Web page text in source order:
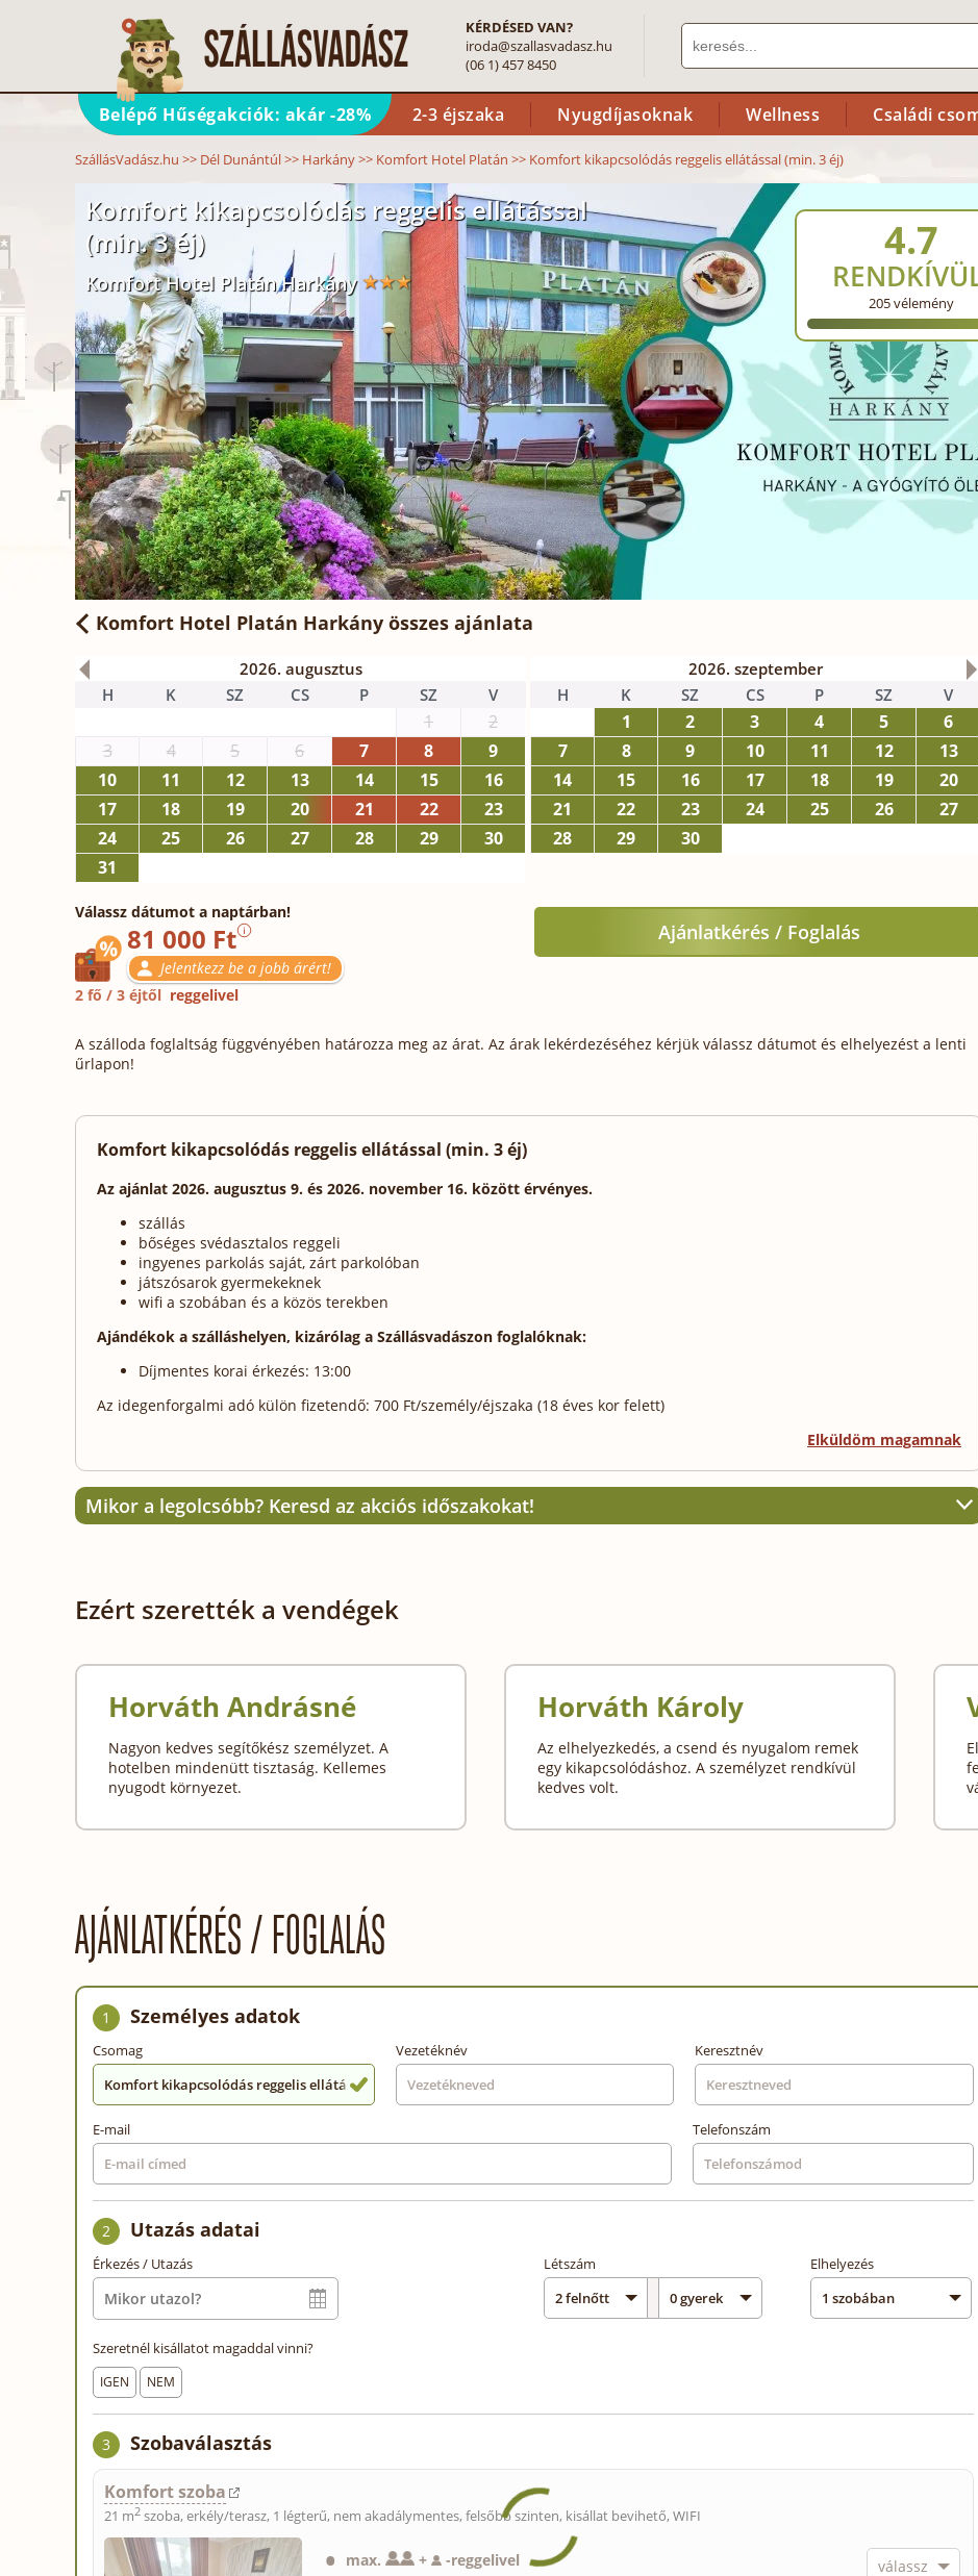
KÉRDÉSED VAN?
iroda@szallasvadasz.hu
(06 1) 457 8450
Belépő Hűségakciók: akár -28% 2-3 éjszaka Nyugdíjasoknak Wellness Családi
SzállásVadász.hu >> Dél Dunántúl>> Harkány>> Komfort Hotel Platán >> Komfort kikapcsolódás reggelis ellátással (min. 3 éj)
Komfort kikapcsolódás reggelis ellátással
(min. 3 éj)
Komfort Hotel Platán Harkány
4.7
205vélemény
Komfort Hotel Platán Harkány összes ajánlata
2026. augusztus
H
K SZ CS P SZ V
1
2
3
4 5 6 7 8
9
10
11 12 13 14 15
16
17
18 19 20 21 22
23
24
25 26 27 28 29
30
31
2026. szeptember
H
K SZ CS P SZ V
1 2 3 4 5
6
7
8 9 10 11 12
13
14
15 16 17 18 19
20
21
22 23 24 25 26
27
28
29 30
Válassz dátumot a naptárban!
81 000 Ft
Jelentkezz be a jobb árért!
2 fő / 3 éjtől reggelivel
Ajánlatkérés / Foglalás
A szálloda foglaltság függvényében határozza meg az árat. Az árak lekérdezéséhez kérjük válassz dátumot és elhelyezést a lenti
űrlapon!
Komfort kikapcsolódás reggelis ellátással (min. 3 éj)
Az ajánlat 2026. augusztus 9. és 2026. november 16. között érvényes.
szállás
bőséges svédasztalos reggeli
ingyenes parkolás saját, zárt parkolóban
játszósarok gyermekeknek
wifi a szobában és a közös terekben
Ajándékok a szálláshelyen, kizárólag a Szállásvadászon foglalóknak:
Díjmentes korai érkezés: 13:00
Az idegenforgalmi adó külön fizetendő: 700 Ft/személy/éjszaka (18 éves kor felett)
Elküldöm magamnak
Mikor a legolcsóbb? Keresd az akciós időszakokat!
Ezért szerették a vendégek
Horváth Andrásné
Nagyon kedves segítőkész személyzet. A
hotelben mindenütt tisztaság. Kellemes
nyugodt környezet.
Horváth Károly
Az elhelyezkedés, a csend és nyugalom remek
egy kikapcsolódáshoz. A személyzet rendkívül
kedves volt.
AJÁNLATKÉRÉS / FOGLALÁS
1 Személyes adatok
Csomag
Komfort kikapcsolódás reggelis ellátással (min. 3 éj)
Vezetéknév Keresztnév
E-mail Telefonszám
2 Utazás adatai
Érkezés / Utazás Létszám Elhelyezés
Szeretnél kisállatot magaddal vinni?
IGEN NEM
3 Szobaválasztás
Komfort szoba
21 m2 szoba, erkély/terasz, 1 légterű, nem akadálymentes, felsőbb szinten, kisállat bevihető, WIFI
max. + -reggelivel